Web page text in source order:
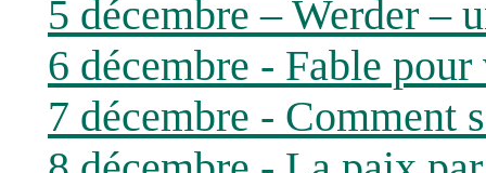
5 décembre – Werder –
6 décembre - Fable
7 décembre - Comment